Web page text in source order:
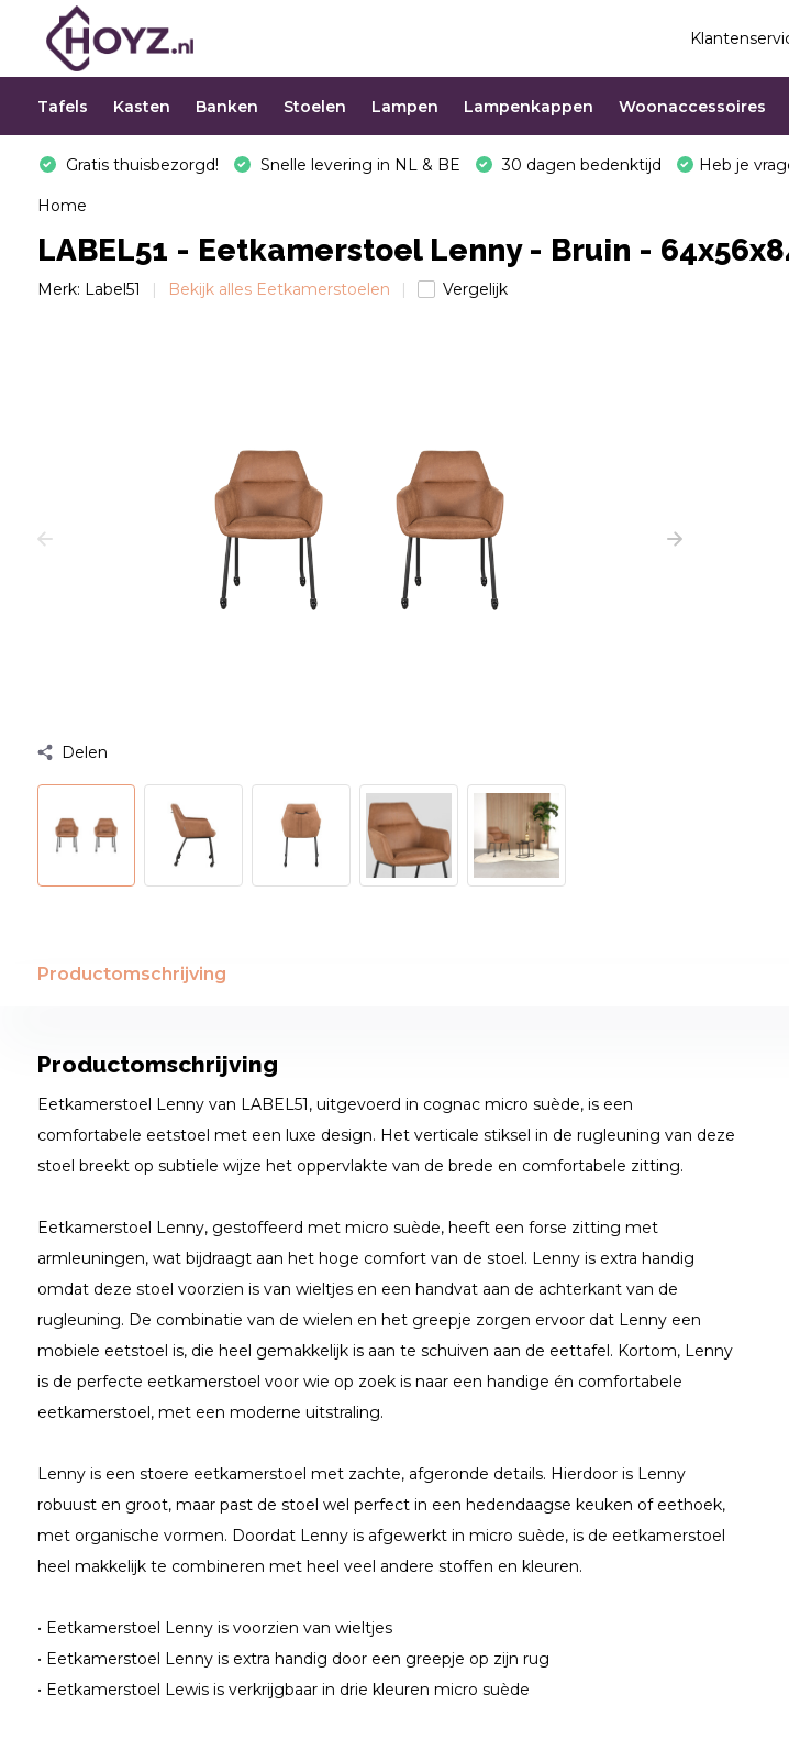
Tafels Kasten Banken Stoelen Lampen Lampenkappen Woonaccessoires
Gratis thuisbezorgd! Snelle levering in NL & BE 30 dagen bedenktijd Heb je
Home
LABEL51 - Eetkamerstoel Lenny - Bruin -
Merk: Label51 Bekijk alles Eetkamerstoelen Vergelijk
Delen
Productomschrijving
Productomschrijving
Eetkamerstoel Lenny van LABEL51, uitgevoerd in cognac micro suède, is een
comfortabele eetstoel met een luxe design. Het verticale stiksel in de rugleuning van deze
stoel breekt op subtiele wijze het oppervlakte van de brede en comfortabele zitting.
Eetkamerstoel Lenny, gestoffeerd met micro suède, heeft een forse zitting met
armleuningen, wat bijdraagt aan het hoge comfort van de stoel. Lenny is extra handig
omdat deze stoel voorzien is van wieltjes en een handvat aan de achterkant van de
rugleuning. De combinatie van de wielen en het greepje zorgen ervoor dat Lenny een
mobiele eetstoel is, die heel gemakkelijk is aan te schuiven aan de eettafel. Kortom, Lenny
is de perfecte eetkamerstoel voor wie op zoek is naar een handige én comfortabele
eetkamerstoel, met een moderne uitstraling.
Lenny is een stoere eetkamerstoel met zachte, afgeronde details. Hierdoor is Lenny
robuust en groot, maar past de stoel wel perfect in een hedendaagse keuken of eethoek,
met organische vormen. Doordat Lenny is afgewerkt in micro suède, is de eetkamerstoel
heel makkelijk te combineren met heel veel andere stoffen en kleuren.
• Eetkamerstoel Lenny is voorzien van wieltjes
• Eetkamerstoel Lenny is extra handig door een greepje op zijn rug
• Eetkamerstoel Lewis is verkrijgbaar in drie kleuren micro suède